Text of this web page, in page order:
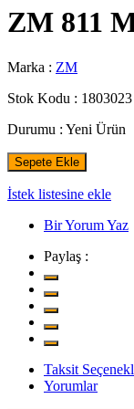
ZM 811
Marka : ZM
Stok Kodu : 1803023
Durumu : Yeni Ürün
Sepete Ekle
İstek listesine ekle
Bir Yorum Yaz
Paylaş :
Taksit
Yorumlar